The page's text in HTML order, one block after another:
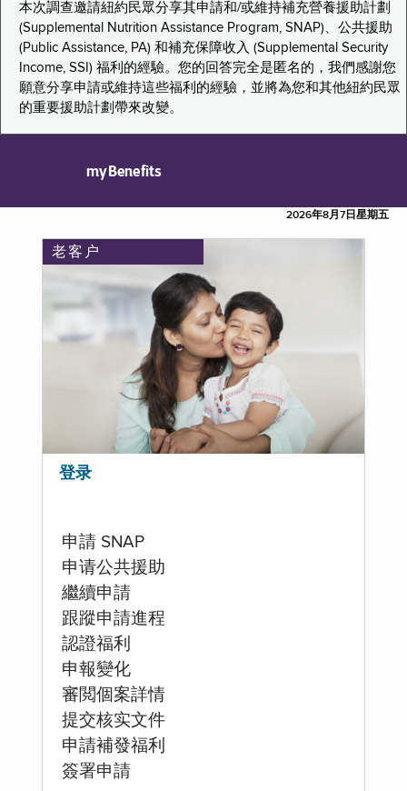
本次調查邀請紐約民眾分享其申請和/或維持補充營養援助計劃
(Supplemental Nutrition Assistance Program, SNAP)、公共援助
(Public Assistance, PA) 和補充保障收入 (Supplemental Security
Income, SSI) 福利的經驗。您的回答完全是匿名的，我們感謝您
願意分享申請或維持這些福利的經驗，並將為您和其他紐約民眾
的重要援助計劃帶來改變。
myBenefits
2026年8月7日星期五
老客户
登录
申請 SNAP
申请公共援助
繼續申請
跟蹤申請進程
認證福利
申報變化
審閲個案詳情
提交核实文件
申請補發福利
簽署申請